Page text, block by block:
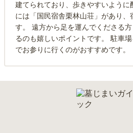
建てられており、歩きやすいように
には「国民宿舎栗林山荘」があり、
す。 遠方から足を運んでくださる
るのも嬉しいポイントです。 駐車
でお参りに行くのがおすすめです。